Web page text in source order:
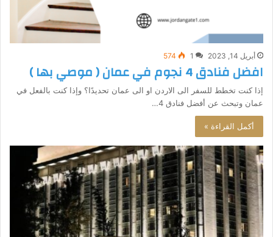
أبريل 14, 2023 1
574
افضل فنادق 4 نجوم في عمان ( موصي بها )
إذا كنت تخطط للسفر الى الاردن او الى عمان تحديدًا؟ وإذا كنت بالفعل في
عمان وتبحث عن أفضل فنادق 4…
أكمل القراءة »